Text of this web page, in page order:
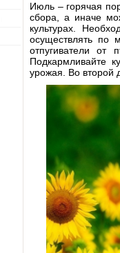
Июль – горячая
сбора, а иначе
культурах.
осуществлять по
отпугиватели от
Подкармливайте
урожая. Во второй